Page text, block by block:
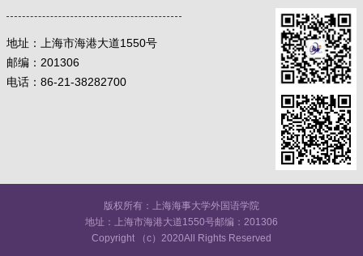
地址： 上海市海港大道1550号
邮编： 201306
电话：86-21-38282700
版权所有：上海海事大学外国语学院
地址：上海市海港大道1550号邮编：201306
Copyright （c）2020All Rights Reserved